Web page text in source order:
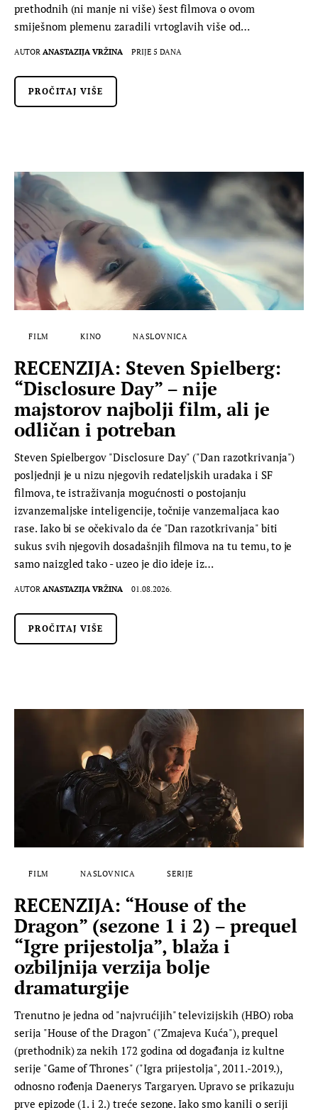
prethodnih (ni manje ni više) šest filmova o ovom
smiješnom plemenu zaradili vrtoglavih više od…
AUTOR ANASTAZIJA VRŽINA PRIJE 5 DANA
PROČITAJ VIŠE
FILM KINO NASLOVNICA
RECENZIJA: Steven Spielberg:
“Disclosure Day” – nije
majstorov najbolji film, ali je
odličan i potreban
Steven Spielbergov "Disclosure Day" ("Dan razotkrivanja")
posljednji je u nizu njegovih redateljskih uradaka i SF
filmova, te istraživanja mogućnosti o postojanju
izvanzemaljske inteligencije, točnije vanzemaljaca kao
rase. Iako bi se očekivalo da će "Dan razotkrivanja" biti
sukus svih njegovih dosadašnjih filmova na tu temu, to je
samo naizgled tako - uzeo je dio ideje iz…
AUTOR ANASTAZIJA VRŽINA 01.08.2026.
PROČITAJ VIŠE
FILM NASLOVNICA SERIJE
RECENZIJA: “House of the
Dragon” (sezone 1 i 2) – prequel
“Igre prijestolja”, blaža i
ozbiljnija verzija bolje
dramaturgije
Trenutno je jedna od "najvrućijih" televizijskih (HBO) roba
serija "House of the Dragon" ("Zmajeva Kuća"), prequel
(prethodnik) za nekih 172 godina od događanja iz kultne
serije "Game of Thrones" ("Igra prijestolja", 2011.-2019.),
odnosno rođenja Daenerys Targaryen. Upravo se prikazuju
prve epizode (1. i 2.) treće sezone. Iako smo kanili o seriji